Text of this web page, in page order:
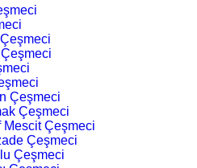
Çeşmeci
Çeşmeci
Mescit Çeşmeci
Çeşmeci
Çeşmeci